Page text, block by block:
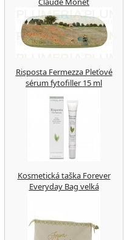
Risposta Fermezza Pleťové
sérum fytofiller 15 ml
Kosmetická taška Forever
Everyday Bag velká